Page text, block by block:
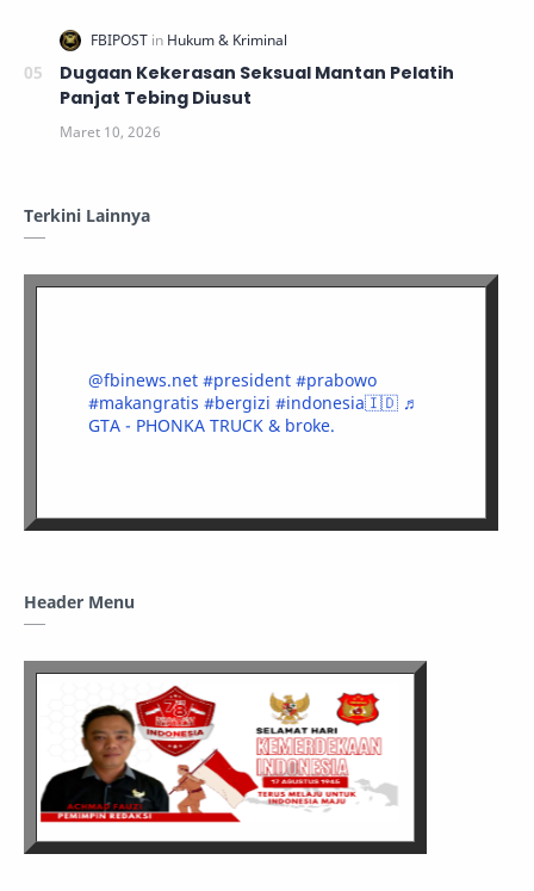
Dugaan Kekerasan Seksual Mantan Pelatih
Panjat Tebing Diusut
Terkini Lainnya
@fbinews.net #president #prabowo
#makangratis #bergizi #indonesia🇮🇩 ♬
GTA - PHONKA TRUCK & broke.
Header Menu